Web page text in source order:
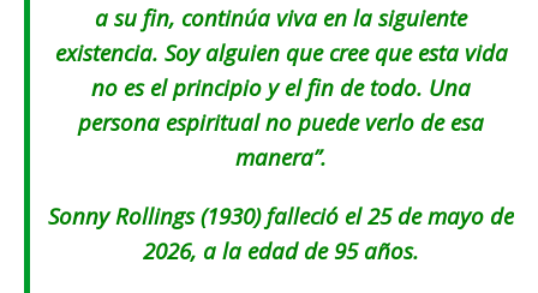
a su fin, continúa viva en la siguiente
existencia. Soy alguien que cree que esta vida
no es el principio y el fin de todo. Una
persona espiritual no puede verlo de esa
manera”.
Sonny Rollings (1930) falleció el 25 de mayo de
2026, a la edad de 95 años.